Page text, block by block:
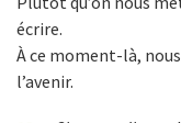
écrire.
À ce moment-là,
l’avenir.